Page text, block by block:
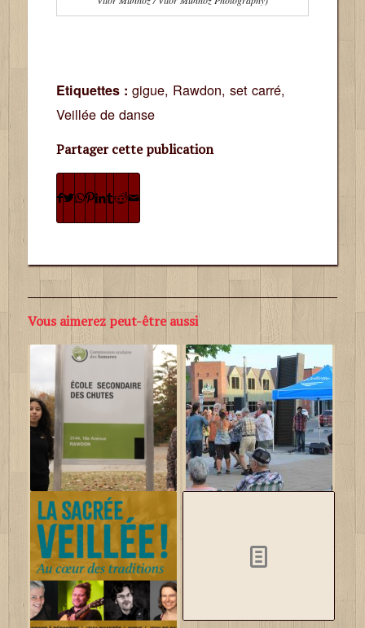
Etiquettes : gigue, Rawdon, set carré,
Veillée de danse
Partager cette publication
Vous aimerez peut-être aussi